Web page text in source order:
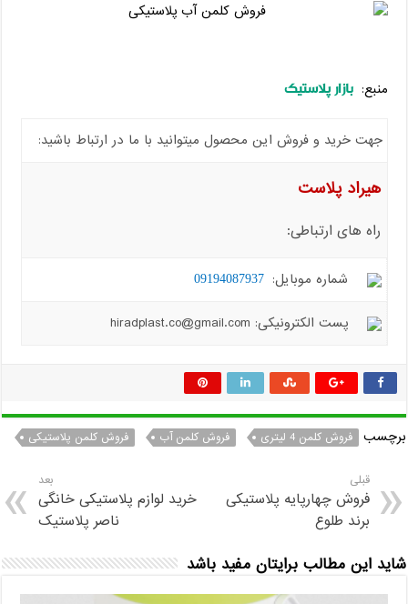
منبع: بازار پلاستیک
جهت خرید و فروش این محصول میتوانید با ما در ارتباط باشید:
هیراد پلاست
راه های ارتباطی:
شماره موبایل: 09194087937
پست الکترونیکی: hiradplast.co@gmail.com
برچسب فروش کلمن 4 لیتری فروش کلمن آب فروش کلمن پلاستیکی
قبلی
فروش چهارپایه پلاستیکی
برند طلوع
بعد
خرید لوازم پلاستیکی خانگی
ناصر پلاستیک
شاید این مطالب برایتان مفید باشد